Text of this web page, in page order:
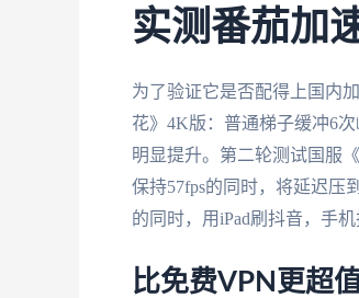
实测番茄加
为了验证它是否配得上国内
花》4K版：普通梯子缓冲6
明显提升。第二轮测试国服
保持57fps的同时，将延迟压
的同时，用iPad刷抖音，手
比免费VPN更超